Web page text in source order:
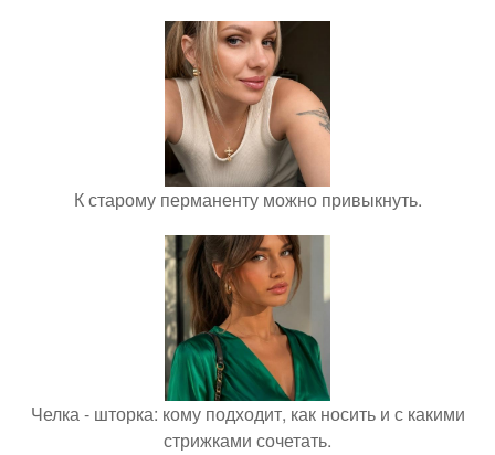
К старому перманенту можно привыкнуть.
Челка - шторка: кому подходит, как носить и с какими
стрижками сочетать.